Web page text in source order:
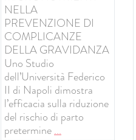
NELLA
PREVENZIONE DI
COMPLICANZE
DELLA GRAVIDANZA
Uno Studio
dell’Università Federico
II di Napoli dimostra
l’efficacia sulla riduzione
del rischio di parto
pretermine...